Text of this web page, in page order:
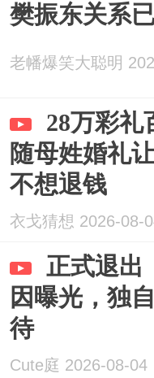
樊振东关系
老幡爆笑大聪明
28万彩礼
随母姓婚礼
不想退钱
衣戈猜想 2026-08-
正式退出
因曝光，独
待
Cute庭 2026-08-04